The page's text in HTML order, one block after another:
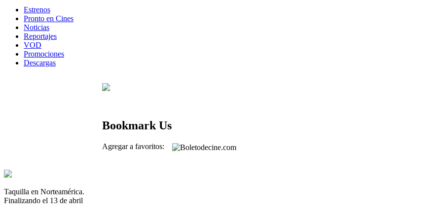
Estrenos
Pronto en Cines
Noticias
Reportajes
VOD
Promociones
Descargas
Taquilla en Norteamérica.
Finalizando el 13 de abril
Bookmark Us
Agregar a favoritos: